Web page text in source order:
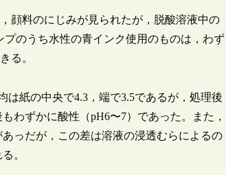
顔料のにじみが見られたが，脱酸溶液中の
のうち水性の青インク使用のものは，わず
る。
は紙の中央で4.3，端で3.5であるが，処理後
わずかに酸性（pH6〜7）であった。また，
っだが，この差は溶液の浸透むらによるの
。